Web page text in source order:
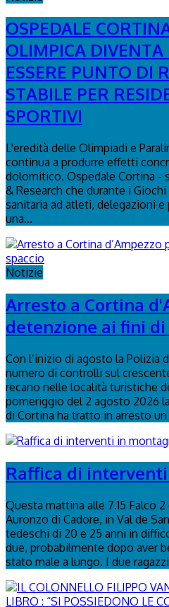
OSPEDALE
OLIMPICA DIVENTA
ESSERE PUNTO DI
STABILE PER
SPORTIVI
L'eredità delle Olimpiadi e
continua a produrre effetti
dolomitico. Ospedale Cortina -
& Research che durante i
sanitaria ad atleti, delegazioni
una...
Notizie
Arresto a Cortina
detenzione ai fini di
Con l’inizio di agosto la Polizia
numero di controlli sul
recano nelle località turistiche
pomeriggio del 2 agosto 2026
di Cortina ha tratto in arresto
Raffica di
Questa mattina alle 7.15 Falco
Auronzo di Cadore, in Val de
tedeschi di 20 e 25 anni in
due, probabilmente dopo aver
stato male a lungo. I due